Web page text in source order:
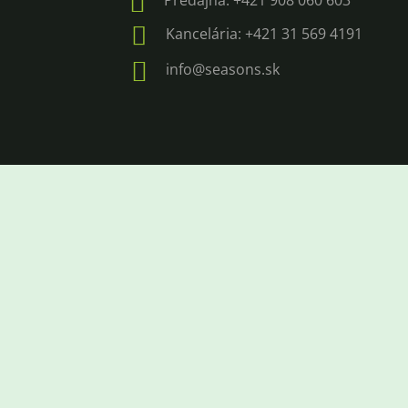
 Kancelária: +421 31 569 4191
 info@seasons.sk